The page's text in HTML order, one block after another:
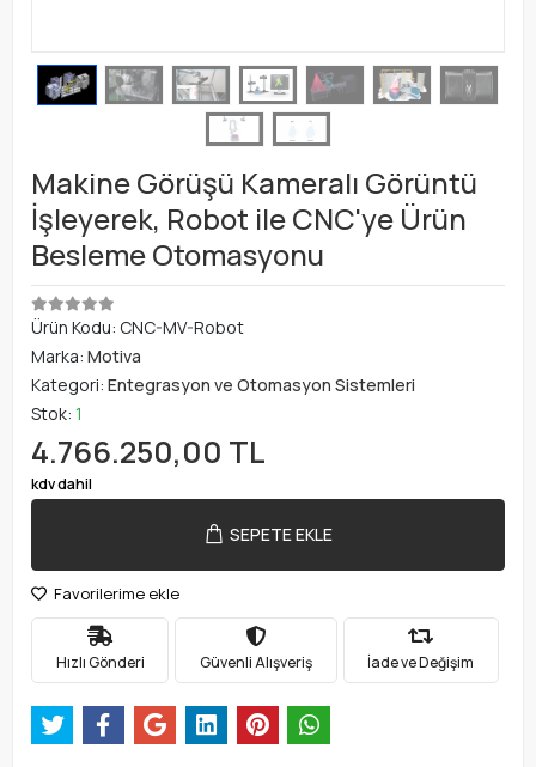
Makine Görüşü Kameralı Görüntü
İşleyerek, Robot ile CNC'ye Ürün
Besleme Otomasyonu
Ürün Kodu: CNC-MV-Robot
Marka: Motiva
Kategori: Entegrasyon ve Otomasyon Sistemleri
Stok: 1
4.766.250,00 TL
kdv dahil
SEPETE EKLE
Favorilerime ekle
Hızlı Gönderi Güvenli Alışveriş İade ve Değişim